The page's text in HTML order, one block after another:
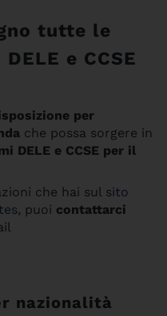
tutte le
e CCSE
per
che possa sorgere in
DELE e CCSE per il
che hai sul sito
puoi contattarci
nazionalità